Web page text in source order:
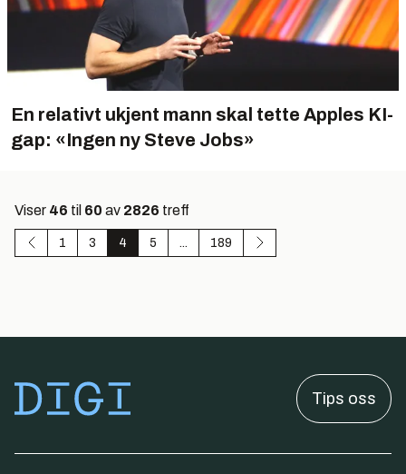
En relativt ukjent mann skal tette Apples KI-
gap: «Ingen ny Steve Jobs»
Viser 46 til 60 av 2826 treff
1 3 4 5 189
Tips oss